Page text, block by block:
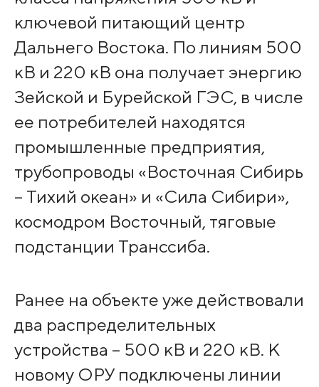
ключевой питающий центр
Дальнего Востока. По линиям 500
кВ и 220 кВ она получает энергию
Зейской и Бурейской ГЭС, в числе
ее потребителей находятся
промышленные предприятия,
трубопроводы «Восточная Сибирь
– Тихий океан» и «Сила Сибири»,
космодром Восточный, тяговые
подстанции Транссиба.
Ранее на объекте уже действовали
два распределительных
устройства – 500 кВ и 220 кВ. К
новому ОРУ подключены линии